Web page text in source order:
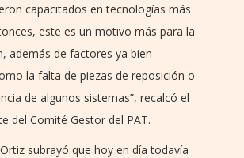
capacitados en tecnologías más
este es un motivo más para la
además de factores ya bien
la falta de piezas de reposición o
de algunos sistemas”, recalcó el
del Comité Gestor del PAT.
subrayó que hoy en día todavía